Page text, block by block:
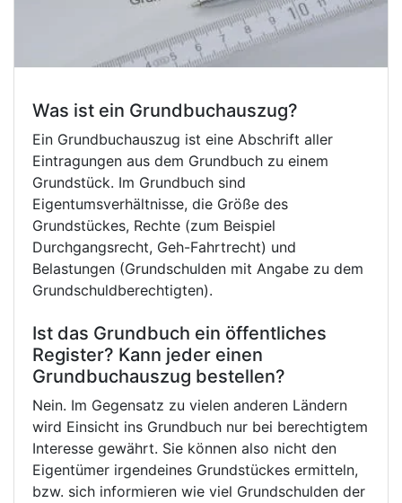
Was ist ein Grundbuchauszug?
Ein Grundbuchauszug ist eine Abschrift aller
Eintragungen aus dem Grundbuch zu einem
Grundstück. Im Grundbuch sind
Eigentumsverhältnisse, die Größe des
Grundstückes, Rechte (zum Beispiel
Durchgangsrecht, Geh-Fahrtrecht) und
Belastungen (Grundschulden mit Angabe zu dem
Grundschuldberechtigten).
Ist das Grundbuch ein öffentliches
Register? Kann jeder einen
Grundbuchauszug bestellen?
Nein. Im Gegensatz zu vielen anderen Ländern
wird Einsicht ins Grundbuch nur bei berechtigtem
Interesse gewährt. Sie können also nicht den
Eigentümer irgendeines Grundstückes ermitteln,
bzw. sich informieren wie viel Grundschulden der